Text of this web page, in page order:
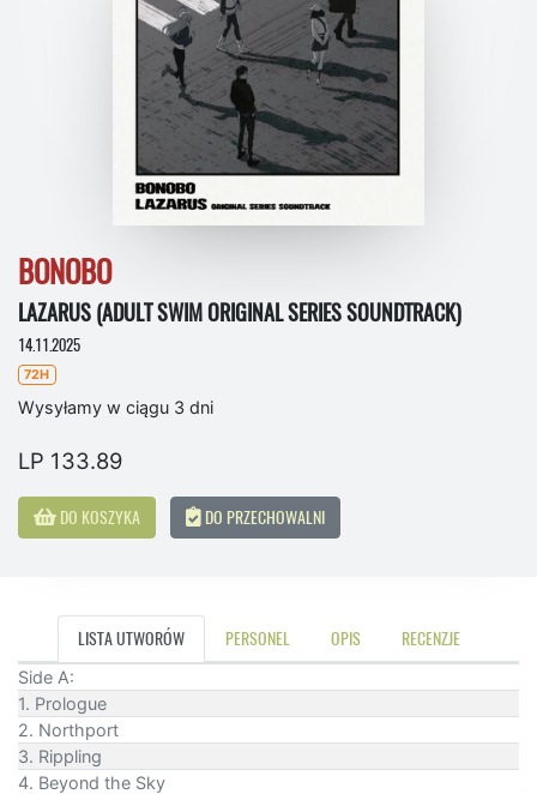
BONOBO
LAZARUS (ADULT SWIM ORIGINAL SERIES SOUNDTRACK)
14.11.2025
72H
Wysyłamy w ciągu 3 dni
LP 133.89
DO KOSZYKA DO PRZECHOWALNI
LISTA UTWORÓW PERSONEL OPIS RECENZJE
Side A:
1. Prologue
2. Northport
3. Rippling
4. Beyond the Sky